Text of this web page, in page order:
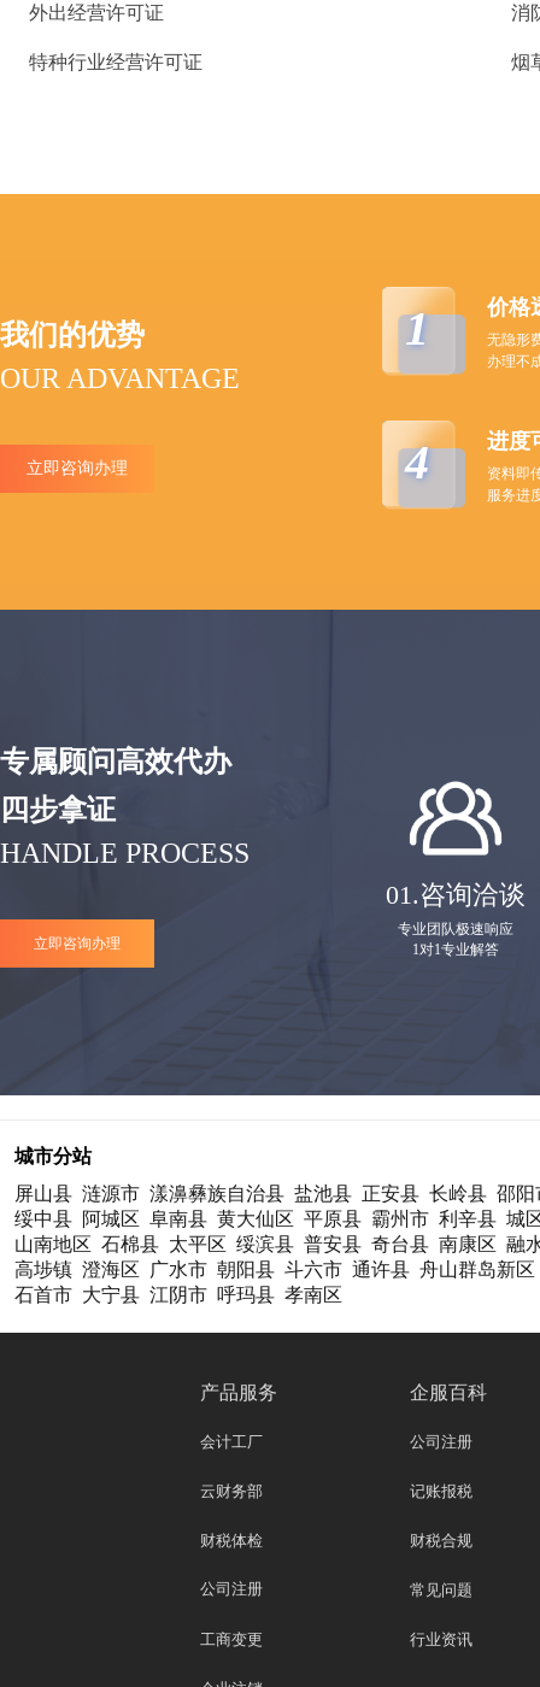
外出经营许可证 消
特种行业经营许可证 烟
我们的优势
OUR ADVANTAGE
立即咨询办理
1 价格
无隐形
办理不
4 进度
资料即
服务进
专属顾问高效代办
四步拿证
HANDLE PROCESS
立即咨询办理
01.咨询洽谈
专业团队极速响应
1对1专业解答
城市分站
屏山县 涟源市 漾濞彝族自治县 盐池县 正安县 长岭县 邵阳
绥中县 阿城区 阜南县 黄大仙区 平原县 霸州市 利辛县 城
山南地区 石棉县 太平区 绥滨县 普安县 奇台县 南康区 融
高埗镇 澄海区 广水市 朝阳县 斗六市 通许县 舟山群岛新区
石首市 大宁县 江阴市 呼玛县 孝南区
产品服务
会计工厂
云财务部
财税体检
公司注册
工商变更
企服百科
公司注册
记账报税
财税合规
常见问题
行业资讯